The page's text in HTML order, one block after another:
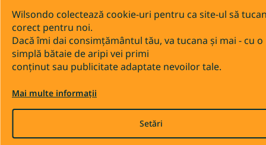
Wilsondo colectează cookie-uri pentru ca site-ul să
corect pentru noi.
Dacă îmi dai consimțământul tău, va tucana și mai - cu o
simplă bătaie de aripi vei primi
conținut sau publicitate adaptate nevoilor tale.
Mai multe informații
Setări